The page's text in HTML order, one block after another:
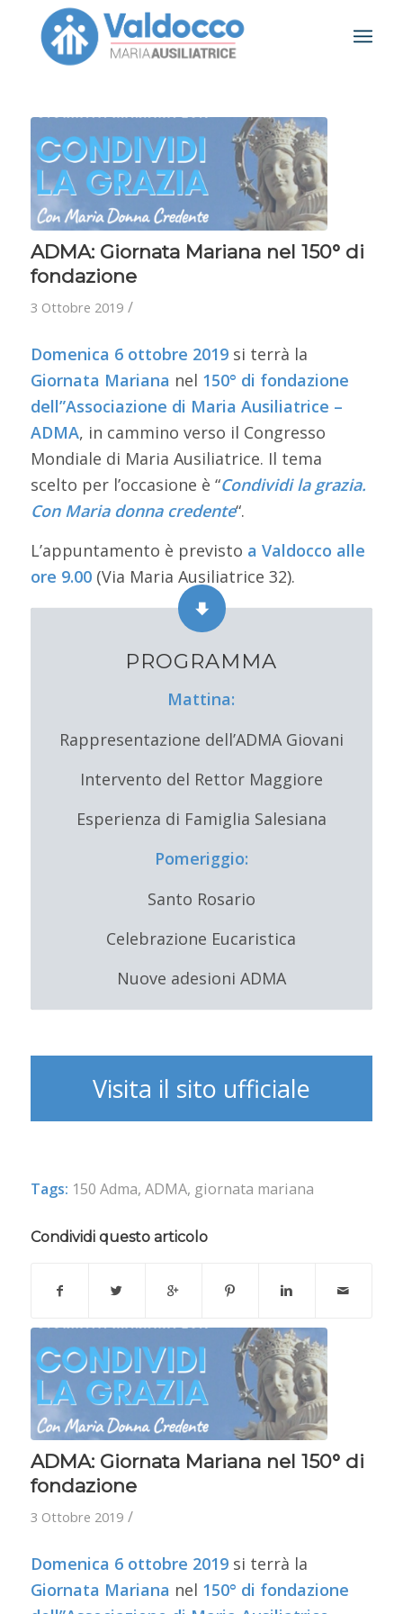
ADMA: Giornata Mariana nel 150° di
fondazione
3 Ottobre 2019 /
Domenica 6 ottobre 2019si terrà la
Giornata Mariana nel 150° di fondazione
dell”Associazione di Maria Ausiliatrice –
ADMA, in cammino verso il Congresso
Mondiale di Maria Ausiliatrice. Il tema
scelto per l’occasione è “Condividi la grazia.
Con Maria donna credente“.
L’appuntamento è previsto a Valdocco alle
ore 9.00(Via Maria Ausiliatrice 32).
PROGRAMMA
Mattina:
Rappresentazione dell’ADMA Giovani
Intervento del Rettor Maggiore
Esperienza di Famiglia Salesiana
Pomeriggio:
Santo Rosario
Celebrazione Eucaristica
Nuove adesioni ADMA
Visita il sito ufficiale
Tags: 150 Adma, ADMA, giornata mariana
Condividi questo articolo
ADMA: Giornata Mariana nel 150° di
fondazione
3 Ottobre 2019 /
Domenica 6 ottobre 2019si terrà la
Giornata Mariana nel 150° di fondazione